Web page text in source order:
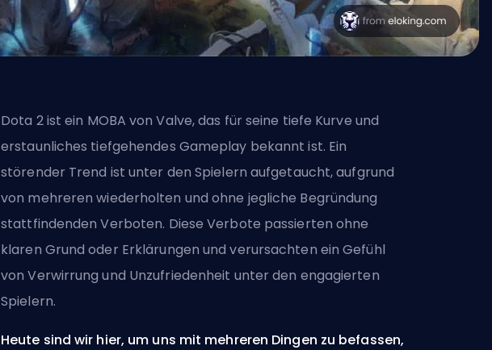
Dota 2 ist ein MOBA vonValve, das für seine tiefe Kurve und
erstaunliches tiefgehendes Gameplay bekannt ist. Ein
störender Trend ist unter den Spielern aufgetaucht, aufgrund
von mehreren wiederholten und ohne jegliche Begründung
stattfindenden Verboten. Diese Verbote passierten ohne
klaren Grund oder Erklärungen und verursachten ein Gefühl
von Verwirrung und Unzufriedenheit unter den engagierten
Spielern.
Heute sind wir hier, um uns mit mehreren Dingen zu befassen,